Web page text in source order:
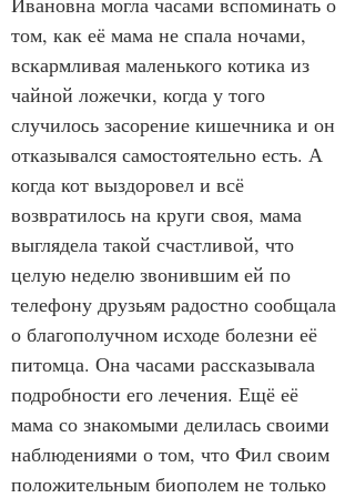
том, как её мама не спала ночами,
вскармливая маленького котика из
чайной ложечки, когда у того
случилось засорение кишечника и он
отказывался самостоятельно есть. А
когда кот выздоровел и всё
возвратилось на круги своя, мама
выглядела такой счастливой, что
целую неделю звонившим ей по
телефону друзьям радостно сообщала
о благополучном исходе болезни её
питомца. Она часами рассказывала
подробности его лечения. Ещё её
мама со знакомыми делилась своими
наблюдениями о том, что Фил своим
положительным биополем не только